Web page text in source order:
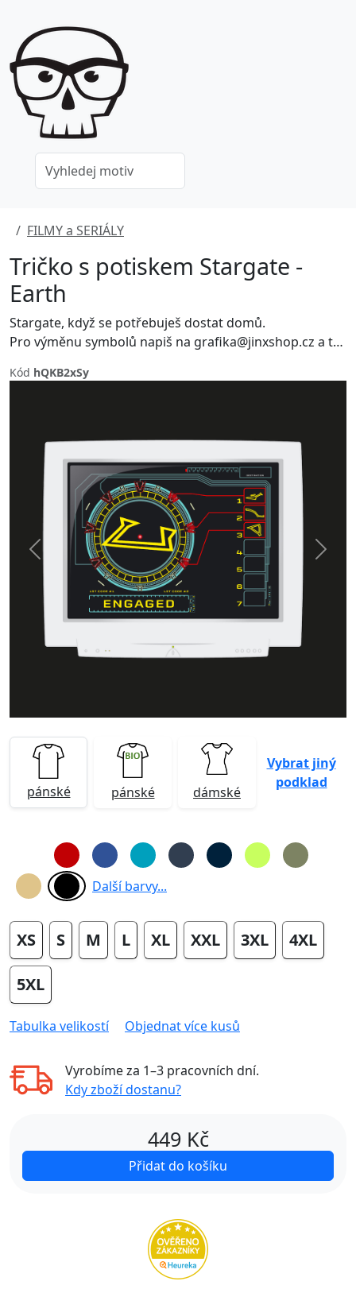
Previous Next
FILMY a SERIÁLY
Tričko s potiskem Stargate -
Earth
Stargate, když se potřebuješ dostat domů.
Pro výměnu symbolů napiš na grafika@jinxshop.cz a to ještě před objednáním a úhradou. Zdarma grafiku přepracuji a nechám připravit k objednání.
Kód hQKB2xSy
pánské pánské dámské
Vybrat jiný
podklad
Další barvy...
XS S M L XL XXL 3XL 4XL
5XL
Tabulka velikostí Objednat více kusů
Vyrobíme za 1–3 pracovních dní.
Kdy zboží dostanu?
449 Kč
Přidat do košíku